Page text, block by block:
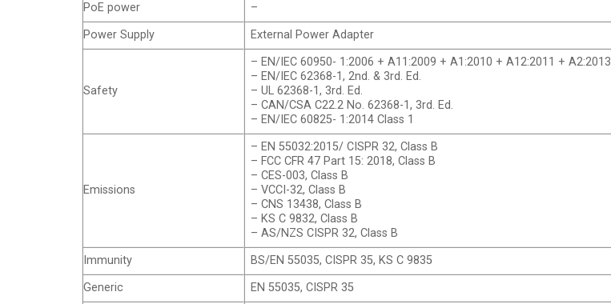
PoE power
–
Power Supply
External Power Adapter
Safety
– EN/IEC 60950- 1:2006 + A11:2009 + A1:2010 + A12:2011 + A2:2013
– EN/IEC 62368-1, 2nd. & 3rd. Ed.
– UL 62368-1, 3rd. Ed.
– CAN/CSA C22.2 No. 62368-1, 3rd. Ed.
– EN/IEC 60825- 1:2014 Class 1
Emissions
– EN 55032:2015/ CISPR 32, Class B
– FCC CFR 47 Part 15: 2018, Class B
– CES-003, Class B
– VCCI-32, Class B
– CNS 13438, Class B
– KS C 9832, Class B
– AS/NZS CISPR 32, Class B
Immunity
BS/EN 55035, CISPR 35, KS C 9835
Generic
EN 55035, CISPR 35